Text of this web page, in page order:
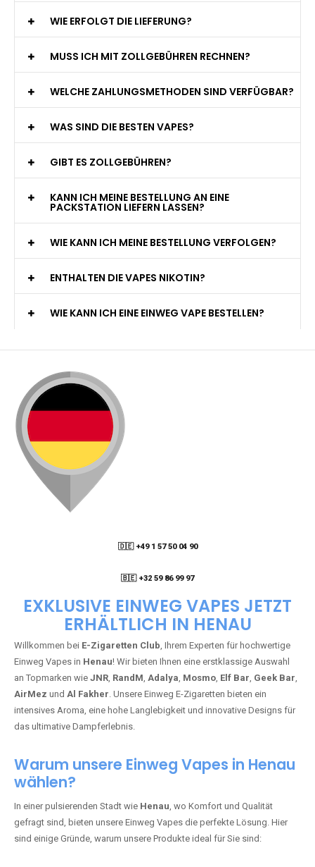
WIE ERFOLGT DIE LIEFERUNG?
MUSS ICH MIT ZOLLGEBÜHREN RECHNEN?
WELCHE ZAHLUNGSMETHODEN SIND VERFÜGBAR?
WAS SIND DIE BESTEN VAPES?
GIBT ES ZOLLGEBÜHREN?
KANN ICH MEINE BESTELLUNG AN EINE
PACKSTATION LIEFERN LASSEN?
WIE KANN ICH MEINE BESTELLUNG VERFOLGEN?
ENTHALTEN DIE VAPES NIKOTIN?
WIE KANN ICH EINE EINWEG VAPE BESTELLEN?
🇩🇪 +49 1 57 50 04 90
🇧🇪 +32 59 86 99 97
EXKLUSIVE EINWEG VAPES JETZT
ERHÄLTLICH IN HENAU
Willkommen bei E-Zigaretten Club, Ihrem Experten für hochwertige
Einweg Vapes in Henau! Wir bieten Ihnen eine erstklassige Auswahl
an Topmarken wie JNR, RandM, Adalya, Mosmo, Elf Bar, Geek Bar,
AirMez und Al Fakher. Unsere Einweg E-Zigaretten bieten ein
intensives Aroma, eine hohe Langlebigkeit und innovative Designs für
das ultimative Dampferlebnis.
Warum unsere Einweg Vapes in Henau
wählen?
In einer pulsierenden Stadt wie Henau, wo Komfort und Qualität
gefragt sind, bieten unsere Einweg Vapes die perfekte Lösung. Hier
sind einige Gründe, warum unsere Produkte ideal für Sie sind: